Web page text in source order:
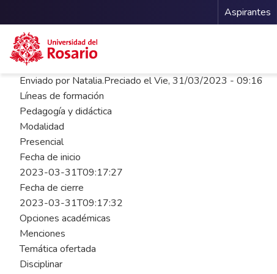
Pasar al contenido principal
Aspirantes
Enviado por Natalia.Preciado elVie, 31/03/2023 - 09:16
Líneas de formación
Pedagogía y didáctica
Modalidad
Presencial
Fecha de inicio
2023-03-31T09:17:27
Fecha de cierre
2023-03-31T09:17:32
Opciones académicas
Menciones
Temática ofertada
Disciplinar